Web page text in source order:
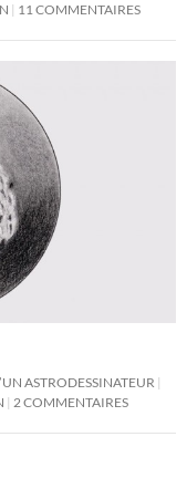
11 COMMENTAIRES
ASTRODESSINATEUR
2 COMMENTAIRES